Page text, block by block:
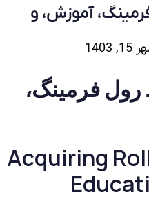
آموزش، و
1403
فرمینگ،
Acquiring